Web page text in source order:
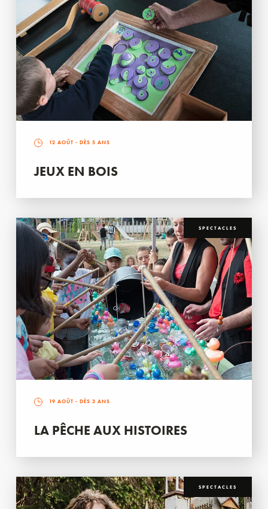
12 AOÛT - DÈS 5 ANS
JEUX EN BOIS
SPECTACLES
19 AOÛT - DÈS 3 ANS
LA PÊCHE AUX HISTOIRES
SPECTACLES